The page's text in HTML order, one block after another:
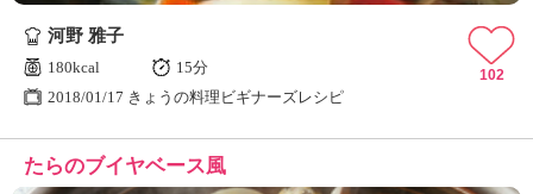
河野 雅子
180kcal
15分
2018/01/17 きょうの料理ビギナーズレシピ
102
たらのブイヤベース風